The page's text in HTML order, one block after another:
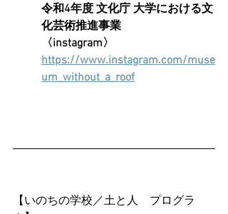
令和4年度 文化庁 大学における文
化芸術推進事業
〈instagram〉
https://www.instagram.com/muse
um_without_a_roof
【いのちの学校／土と人　プログラ